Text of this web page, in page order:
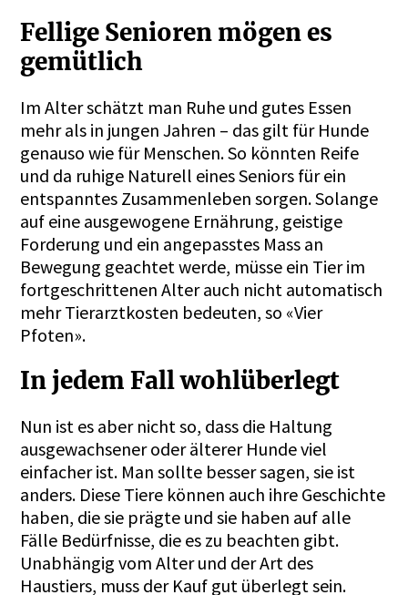
Fellige Senioren mögen es
gemütlich
Im Alter schätzt man Ruhe und gutes Essen
mehr als in jungen Jahren – das gilt für Hunde
genauso wie für Menschen. So könnten Reife
und da ruhige Naturell eines Seniors für ein
entspanntes Zusammenleben sorgen. Solange
auf eine ausgewogene Ernährung, geistige
Forderung und ein angepasstes Mass an
Bewegung geachtet werde, müsse ein Tier im
fortgeschrittenen Alter auch nicht automatisch
mehr Tierarztkosten bedeuten, so «Vier
Pfoten».
In jedem Fall wohlüberlegt
Nun ist es aber nicht so, dass die Haltung
ausgewachsener oder älterer Hunde viel
einfacher ist. Man sollte besser sagen, sie ist
anders. Diese Tiere können auch ihre Geschichte
haben, die sie prägte und sie haben auf alle
Fälle Bedürfnisse, die es zu beachten gibt.
Unabhängig vom Alter und der Art des
Haustiers, muss der Kauf gut überlegt sein.